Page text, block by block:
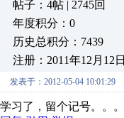
帖子：4帖 | 2745回
年度积分：0
历史总积分：7439
注册：2011年12月12日
发表于：2012-05-04 10:01:29
学习了，留个记号。。。